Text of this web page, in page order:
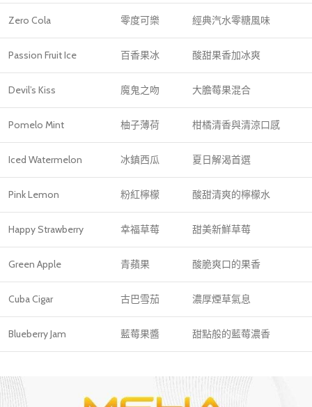
Zero Cola 零度可樂 經典汽水零糖風味
Passion Fruit Ice 百香果冰 酸甜果香加冰爽
Devil’s Kiss 魔鬼之吻 大膽莓果混合
Pomelo Mint 柚子薄荷 柑橘清香與清涼口感
Iced Watermelon 冰鎮西瓜 夏日解渴首選
Pink Lemon 粉紅檸檬 酸甜清爽的檸檬水
Happy Strawberry 幸福草莓 甜美新鮮草莓
Green Apple 青蘋果 酸脆爽口的果香
Cuba Cigar 古巴雪茄 濃厚煙草氣息
Blueberry Jam 藍莓果醬 甜點般的藍莓濃香